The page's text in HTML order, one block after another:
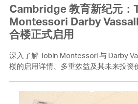
Cambridge 教育新纪元：
Montessori Darby
合楼正式启用
深入了解 Tobin Montessori 与 Darby
楼的启用详情、多重效益及其未来投资